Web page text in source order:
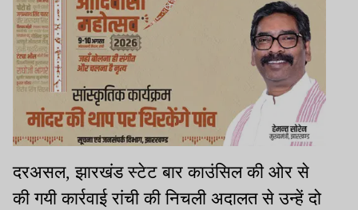
दरअसल, झारखंड स्टेट बार काउंसिल की ओर से
की गयी कार्रवाई रांची की निचली अदालत से उन्हें दो